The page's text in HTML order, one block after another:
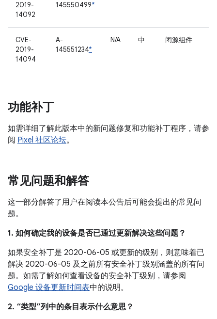
2019-
14092
145550499*
CVE-
2019-
14094
A-
145551234*
N/A 中 闭源组件
功能补丁
如需详细了解此版本中的新问题修复和功能补丁程序，请参
阅 Pixel 社区论坛。
常见问题和解答
这一部分解答了用户在阅读本公告后可能会提出的常见问
题。
1. 如何确定我的设备是否已通过更新解决这些问题？
如果安全补丁是 2020-06-05 或更新的级别，则意味着已
解决 2020-06-05 及之前所有安全补丁级别涵盖的所有问
题。如需了解如何查看设备的安全补丁级别，请参阅
Google 设备更新时间表中的说明。
2. “类型”列中的条目表示什么意思？